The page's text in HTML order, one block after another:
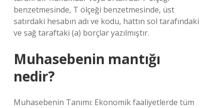
benzetmesinde, T ölçeği benzetmesinde, üst
satırdaki hesabın adı ve kodu, hattın sol tarafındaki
ve sağ taraftaki (a) borçlar yazılmıştır.
Muhasebenin mantığı
nedir?
Muhasebenin Tanımı: Ekonomik faaliyetlerde tüm